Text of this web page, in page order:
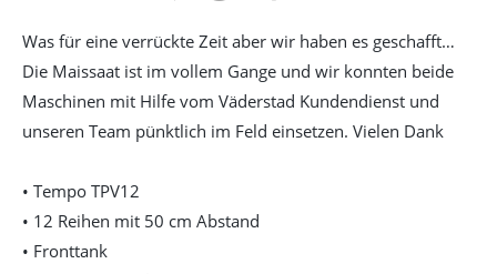
Was für eine verrückte Zeit aber wir haben es geschafft…
Die Maissaat ist im vollem Gange und wir konnten beide
Maschinen mit Hilfe vom Väderstad Kundendienst und
unseren Team pünktlich im Feld einsetzen. Vielen Dank
• Tempo TPV12
• 12 Reihen mit 50 cm Abstand
• Fronttank